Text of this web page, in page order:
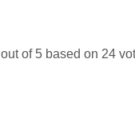
out of 5 based on 24